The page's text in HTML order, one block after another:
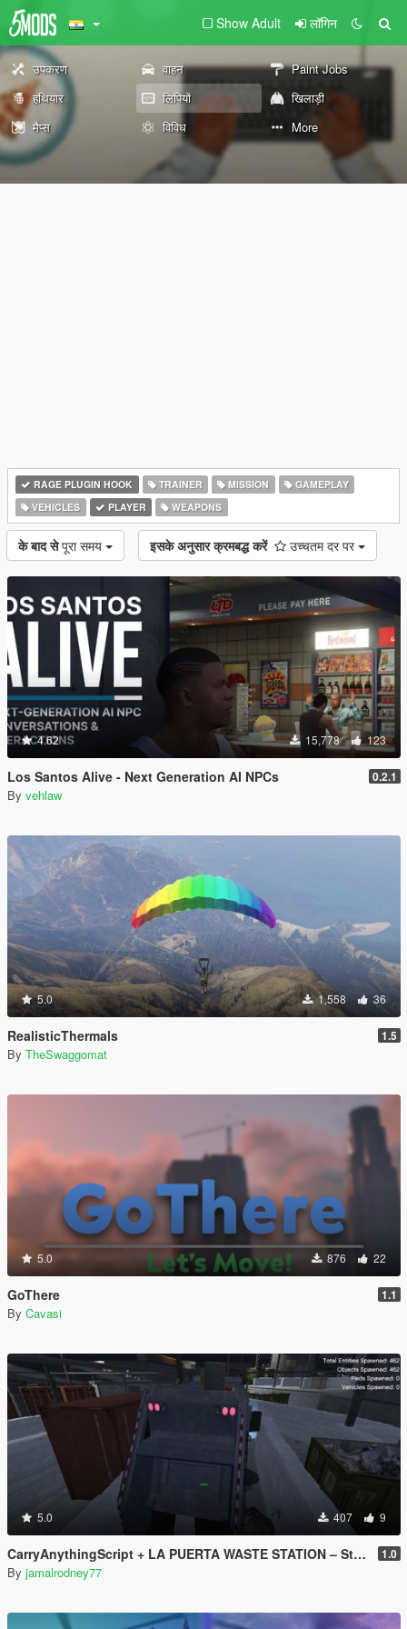
Show Adult लॉगिन
उपकरण वाहन
Paint Jobs
हथियार
लिपियों
खिलाड़ी
मैप्स
विविध More
RAGE PLUGIN HOOK TRAINER MISSION
GAMEPLAY
VEHICLES
PLAYER WEAPONS
के बाद से पूरा समय इसके अनुसार क्रमबद्ध करें उच्चतम दर पर
4.62 15,778 123
Los Santos Alive - Next Generation AI NPCs 0.2.1
By vehlaw
5.0 1,558 36
RealisticThermals 1.5
By TheSwaggomat
5.0 876 22
GoThere 1.1
By Cavasi
5.0 407 9
CarryAnythingScript + LA PUERTA WASTE STATION – Street Garbage Pickup 1.0
By jamalrodney77